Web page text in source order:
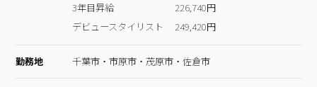
3年目昇給
226,740円
デビュースタイリスト
249,420円
勤務地 千葉市・市原市・茂原市・佐倉市